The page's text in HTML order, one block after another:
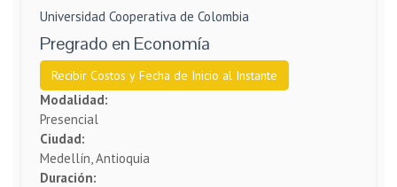
Universidad Cooperativa de Colombia
Pregrado en Economía
Recibir Costos y Fecha de Inicio al Instante
Modalidad:
Presencial
Ciudad:
Medellín, Antioquia
Duración: